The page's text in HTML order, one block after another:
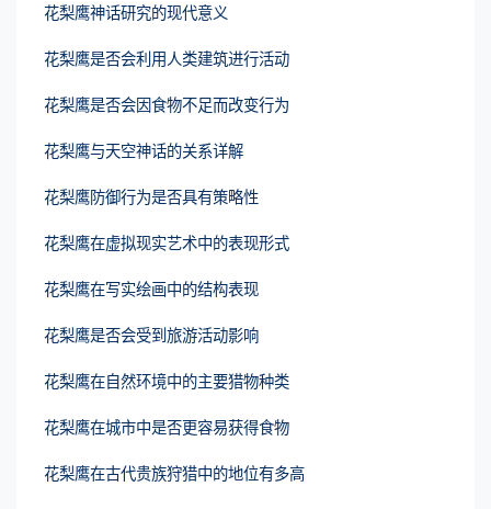
花梨鹰神话研究的现代意义
花梨鹰是否会利用人类建筑进行活动
花梨鹰是否会因食物不足而改变行为
花梨鹰与天空神话的关系详解
花梨鹰防御行为是否具有策略性
花梨鹰在虚拟现实艺术中的表现形式
花梨鹰在写实绘画中的结构表现
花梨鹰是否会受到旅游活动影响
花梨鹰在自然环境中的主要猎物种类
花梨鹰在城市中是否更容易获得食物
花梨鹰在古代贵族狩猎中的地位有多高